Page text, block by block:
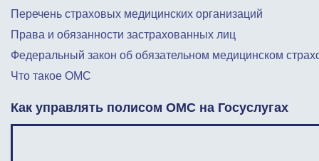
Перечень страховых медицинских организаций
Права и обязанности застрахованных лиц
Федеральный закон об обязательном медицинском
Что такое ОМС
Как управлять полисом ОМС на Госуслугах